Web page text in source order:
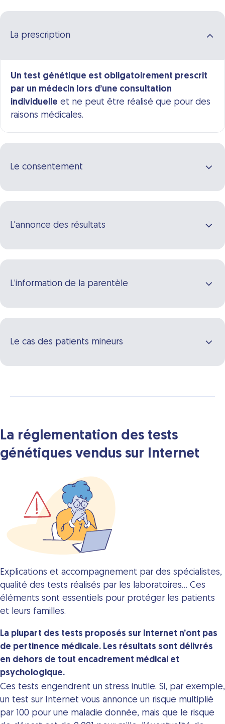
La prescription
Un test génétique est obligatoirement prescrit
par un médecin lors d’une consultation
individuelle et ne peut être réalisé que pour des
raisons médicales.
Le consentement
L'annonce des résultats
L’information de la parentèle
Le cas des patients mineurs
La réglementation des tests
génétiques vendus sur Internet
Explications et accompagnement par des spécialistes,
qualité des tests réalisés par les laboratoires… Ces
éléments sont essentiels pour protéger les patients
et leurs familles.
La plupart des tests proposés sur Internet n’ont pas
de pertinence médicale. Les résultats sont délivrés
en dehors de tout encadrement médical et
psychologique.
Ces tests engendrent un stress inutile. Si, par exemple,
un test sur Internet vous annonce un risque multiplié
par 100 pour une maladie donnée, mais que le risque